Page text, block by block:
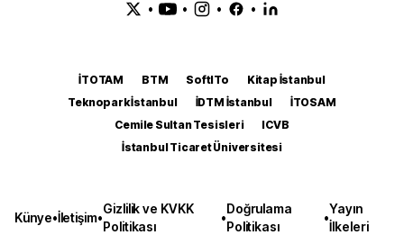
• • • •
İTOTAM BTM SoftITo
Kitap İstanbul
Teknopark İstanbul
İDTM İstanbul
İTOSAM
Cemile Sultan Tesisleri
ICVB
İstanbul Ticaret Üniversitesi
Künye•İletişim•
Gizlilik ve KVKK
Politikası
•
Doğrulama
Politikası
•
Yayın
İlkeleri